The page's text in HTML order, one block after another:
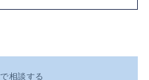
相談する